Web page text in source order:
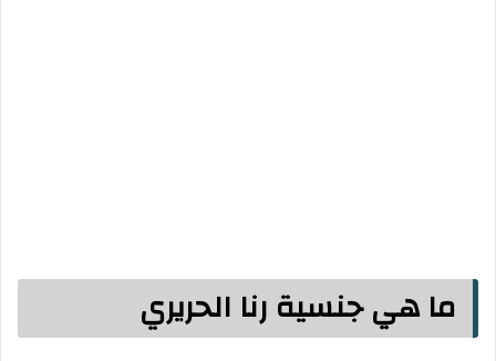
ما هي جنسية رنا الحريري